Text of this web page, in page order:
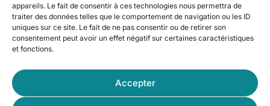
appareils. Le fait de consentir à ces technologies nous permettra de
traiter des données telles que le comportement de navigation ou les ID
uniques sur ce site. Le fait de ne pas consentir ou de retirer son
consentement peut avoir un effet négatif sur certaines caractéristiques
et fonctions.
Accepter
Développement produits
Le Podcast Inkubox
Ressources
contact@inkubox.com
Du lundi au vendredi
09h - 18h